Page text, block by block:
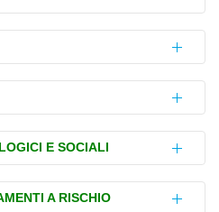
sessuale
sono
fisiche,
attraverso le quali
diviene un corpo
si verificano
cellule del cervello,
ai cambiamenti
E SOCIALI
ormonali e allo
A RISCHIO